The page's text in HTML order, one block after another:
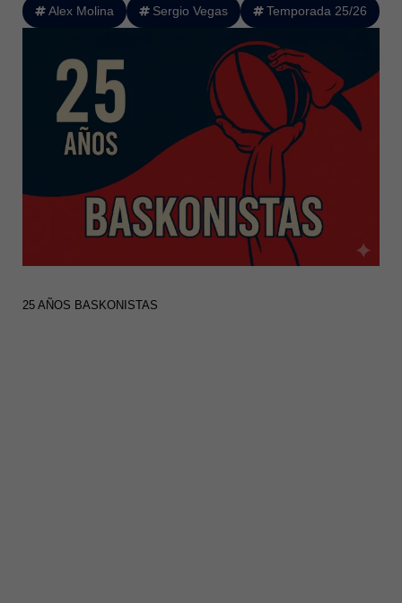
Alex Molina Sergio Vegas Temporada 25/26
25 AÑOS BASKONISTAS